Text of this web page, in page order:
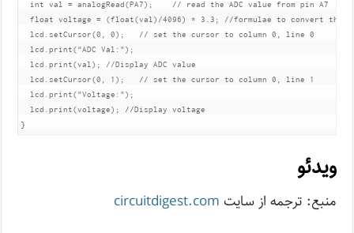
int val = analogRead(PA7);    // read the ADC value from pin A7
float voltage = (float(val)/4096) * 3.3; //formulae to convert the
lcd.setCursor(0, 0);   // set the cursor to column 0, line 0
lcd.print("ADC Val:");
lcd.print(val); //Display ADC value
lcd.setCursor(0, 1);   // set the cursor to column 0, line 1
lcd.print("Voltage:");
lcd.print(voltage); //Display voltage
}
ویدئو
منبع: ترجمه از سایت circuitdigest.com